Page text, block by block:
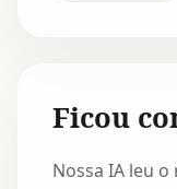
Ficou
Nossa IA leu